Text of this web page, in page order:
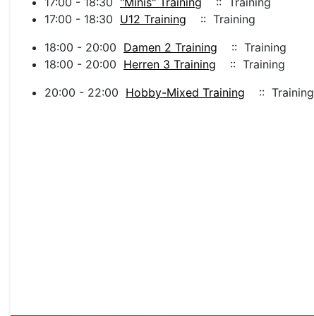
17:00 - 18:30 U12 Training
:: Training
18:00 - 20:00 Damen 2 Training
:: Training
18:00 - 20:00 Herren 3 Training
:: Training
20:00 - 22:00 Hobby-Mixed Training :: Training